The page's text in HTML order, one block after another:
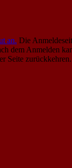
an. Die
dem Anmelden
Seite zurückkehren.